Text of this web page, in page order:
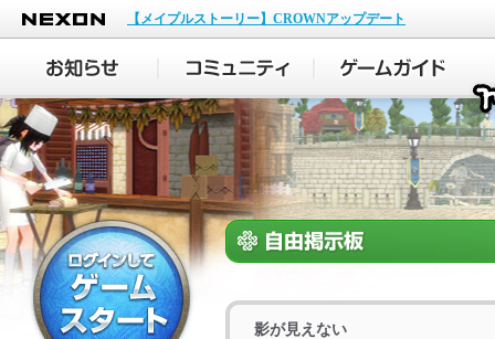
NEXON
【メイプルストーリー】CROWNアップデート
影が見えない